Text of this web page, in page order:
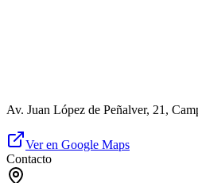
Av. Juan López de Peñalver, 21,
Ver en Google Maps
Contacto